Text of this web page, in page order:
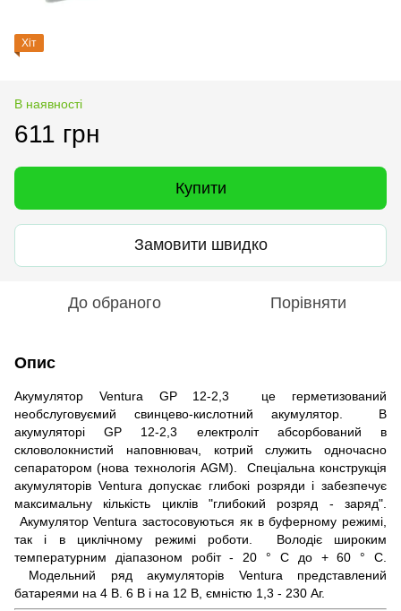
Хіт
В наявності
611 грн
Купити
Замовити швидко
До обраного Порівняти
Опис
Акумулятор Ventura GP 12-2,3 це герметизований
необслуговуємий свинцево-кислотний акумулятор. В
акумуляторі GP 12-2,3 електроліт абсорбований в
скловолокнистий наповнювач, котрий служить одночасно
сепаратором (нова технологія AGM). Спеціальна конструкція
акумуляторів Ventura допускає глибокі розряди і забезпечує
максимальну кількість циклів "глибокий розряд - заряд".
Акумулятор Ventura застосовуються як в буферному режимі,
так і в циклічному режимі роботи. Володіє широким
температурним діапазоном робіт - 20 ° С до + 60 ° С.
Модельний ряд акумуляторів Ventura представлений
батареями на 4 В. 6 В і на 12 В, ємністю 1,3 - 230 Аг.